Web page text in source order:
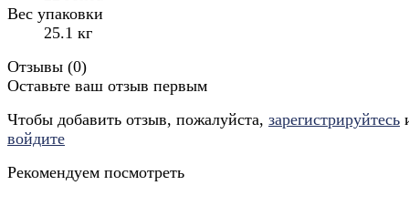
Вес упаковки
25.1 кг
Отзывы (0)
Оставьте ваш отзыв первым
Чтобы добавить отзыв, пожалуйста, зарегистрируйтесь
войдите
Рекомендуем посмотреть